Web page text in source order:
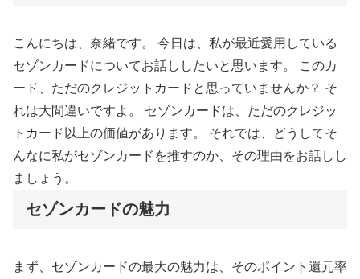
こんにちは、奈緒です。 今日は、私が最近愛用している
セゾンカードについてお話ししたいと思います。 このカ
ード、ただのクレジットカードと思っていませんか？ そ
れは大間違いですよ。 セゾンカードは、ただのクレジッ
トカード以上の価値があります。 それでは、どうしてそ
んなに私がセゾンカードを推すのか、その理由をお話しし
ましょう。
セゾンカードの魅力
まず、セゾンカードの最大の魅力は、そのポイント還元率